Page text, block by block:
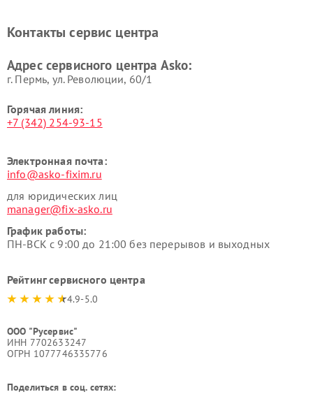
Ремонт подогревателей
Ремонт промышленных
Asko
Контакты сервис центра
Адрес сервисного центра Asko:
г. Пермь, ул. ​Революции, 60/1
Горячая линия:
+7 (342) 254-93-15
Электронная почта:
info@asko-fixim.ru
для юридических лиц
manager@fix-asko.ru
График работы:
ПН-ВСК с 9:00 до 21:00 без перерывов и выходных
Рейтинг сервисного центра
4.9-5.0
ООО "Русервис"
ИНН 7702633247
ОГРН 1077746335776
Поделиться в соц. сетях: